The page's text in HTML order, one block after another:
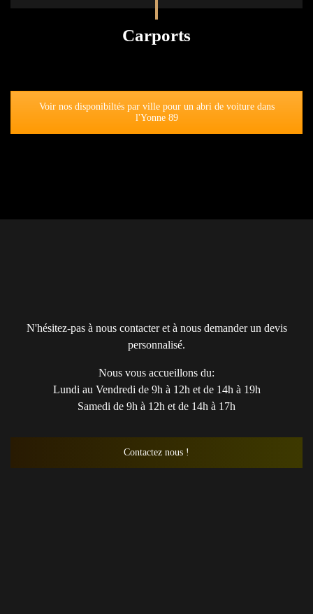
Carports
Voir nos disponibiltés par ville pour un abri de voiture dans
l'Yonne 89
N'hésitez-pas à nous contacter et à nous demander un devis
personnalisé.
Nous vous accueillons du:
Lundi au Vendredi de 9h à 12h et de 14h à 19h
Samedi de 9h à 12h et de 14h à 17h
Contactez nous !